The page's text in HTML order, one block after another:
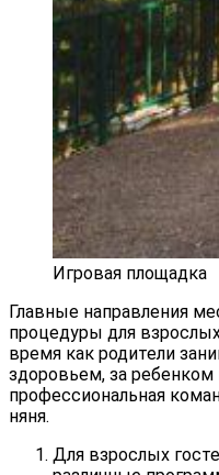
Игровая площадка
Главные направления
процедуры для
время как родители
здоровьем, за
профессиональная
няня.
Для взрослых